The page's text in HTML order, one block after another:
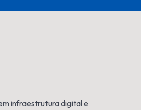
infraestrutura digital e